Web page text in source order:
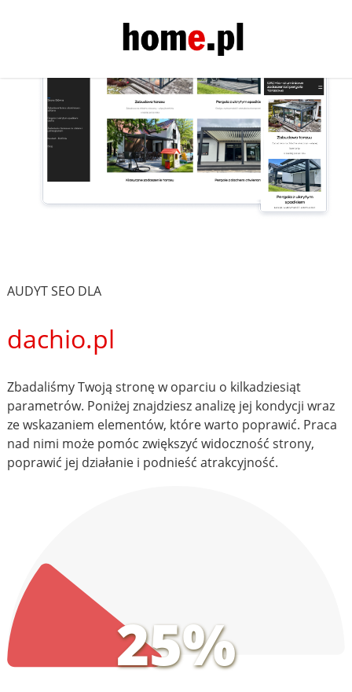
AUDYT SEO DLA
dachio.pl
Zbadaliśmy Twoją stronę w oparciu o kilkadziesiąt
parametrów. Poniżej znajdziesz analizę jej kondycji wraz
ze wskazaniem elementów, które warto poprawić. Praca
nad nimi może pomóc zwiększyć widoczność strony,
poprawić jej działanie i podnieść atrakcyjność.
25%